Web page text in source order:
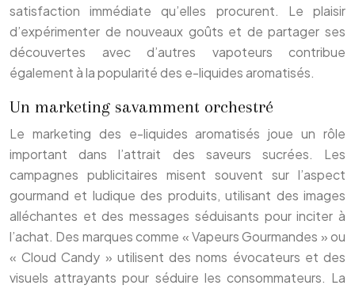
satisfaction immédiate qu’elles procurent. Le plaisir
d’expérimenter de nouveaux goûts et de partager ses
découvertes avec d’autres vapoteurs contribue
également à la popularité des e-liquides aromatisés.
Un marketing savamment orchestré
Le marketing des e-liquides aromatisés joue un rôle
important dans l’attrait des saveurs sucrées. Les
campagnes publicitaires misent souvent sur l’aspect
gourmand et ludique des produits, utilisant des images
alléchantes et des messages séduisants pour inciter à
l’achat. Des marques comme « Vapeurs Gourmandes » ou
« Cloud Candy » utilisent des noms évocateurs et des
visuels attrayants pour séduire les consommateurs. La